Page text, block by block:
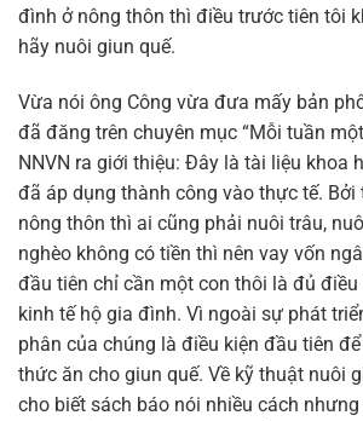
đình ở nông thôn thì điều trước tiên tôi
hãy nuôi giun quế.
Vừa nói ông Công vừa đưa mấy bản
đã đăng trên chuyên mục “Mỗi tuần
NNVN ra giới thiệu: Đây là tài liệu khoa
đã áp dụng thành công vào thực tế. Bởi
nông thôn thì ai cũng phải nuôi trâu,
nghèo không có tiền thì nên vay vốn
đầu tiên chỉ cần một con thôi là đủ điều
kinh tế hộ gia đình. Vì ngoài sự phát
phân của chúng là điều kiện đầu tiên
thức ăn cho giun quế. Về kỹ thuật nuôi
cho biết sách báo nói nhiều cách